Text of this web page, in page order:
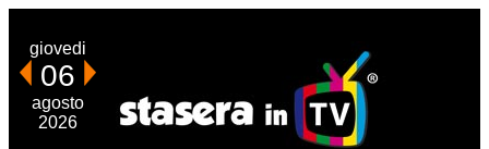
giovedi
06
agosto
2026